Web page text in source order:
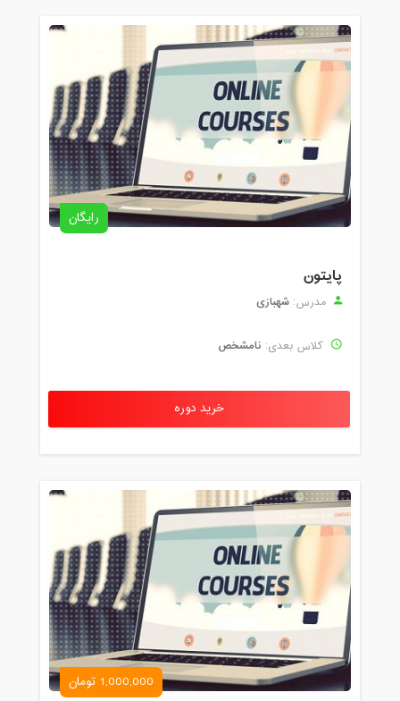
رایگان
پایتون
مدرس: شهبازی
کلاس بعدی: نامشخص
خرید دوره
1,000,000 تومان